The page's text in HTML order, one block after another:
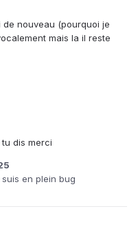
nouveau (pourquoi je
mais la il reste
dis merci
en plein bug